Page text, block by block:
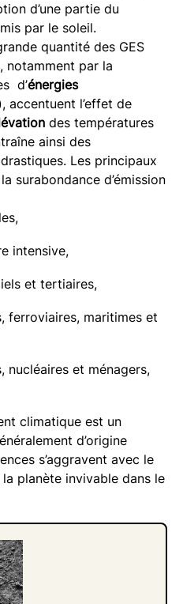
d’une partie du
par le soleil.
quantité des GES
, notamment par la
d’énergies
accentuent l’effet de
des températures
ainsi des
Les principaux
surabondance d’émission
intensive,
et tertiaires,
ferroviaires, maritimes et
nucléaires et ménagers,
climatique est un
d’origine
s’aggravent avec le
planète invivable dans le